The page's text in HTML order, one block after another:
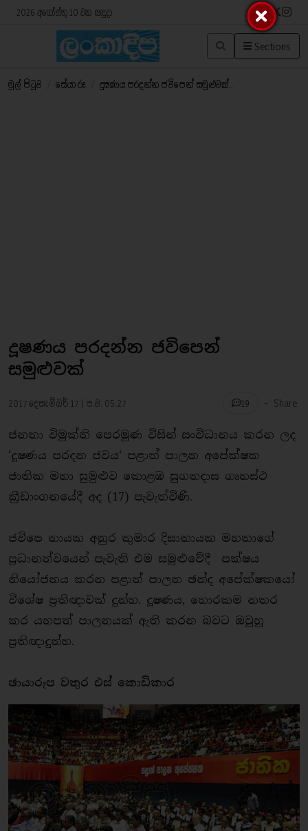
2026 අගෝස්තු 10 වන සඳුදා
Sections
මුල් පිටුව සේයා රූ දූෂණය පරදන්න ජවිපෙන් සමුළුවක්..
දූෂණය පරදන්න ජවිපෙන්
සමුළුවක්
2017 දෙසැම්බර් 17 | ප.ව. 05:27 19 - Share
ජනතා විමුක්ති පෙරමුණ විසින් සංවිධානය කරන ලද
‘දූෂණය පරදන ජවය‘ පළාත් පාලන අපේක්ෂක
ජාතික මහා සුමුළුව කොළඹ සුගතදාස ගෘහස්ථ
ක්‍රීඩාංගනයේදී අද (17) පැවැත්විණි.
ජවිපෙ නායක අනුර කුමාර දිසානායක මහතාගේ
ප්‍රධානත්වයෙන් පැවැති එම සමුළුවේදී පක්ෂය
නියෝජනය කරන පළාත් පාලන ඡන්ද අපේක්ෂකයෝ
විශේෂ ප්‍රතිඥාවක් දුන්හ. දූෂණය, හොරකම නතර
කර යහපත් පාලනයක් ඇති කරන බවට ඔවුහු
ප්‍රතිඥාදුන්හ.
ඡායාරූප චතුර එස් කොඩිකාර